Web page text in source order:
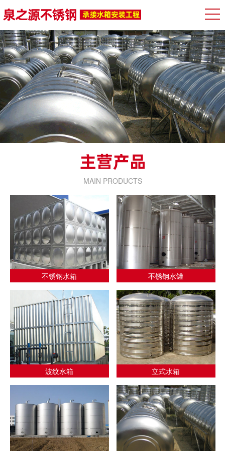
MAIN PRODUCTS
不锈钢水箱 不锈钢水罐
波纹水箱 立式水箱